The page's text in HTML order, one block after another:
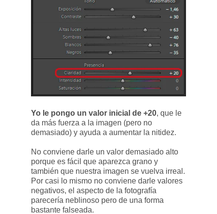
Yo le pongo un valor inicial de +20, que le
da más fuerza a la imagen (pero no
demasiado) y ayuda a aumentar la nitidez.
No conviene darle un valor demasiado alto
porque es fácil que aparezca grano y
también que nuestra imagen se vuelva irreal.
Por casi lo mismo no conviene darle valores
negativos, el aspecto de la fotografía
parecería neblinoso pero de una forma
bastante falseada.